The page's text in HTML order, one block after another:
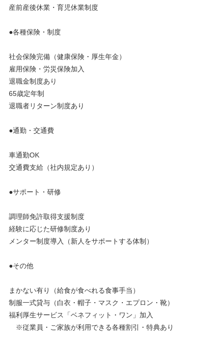
産前産後休業・育児休業制度
●各種保険・制度
社会保険完備（健康保険・厚生年金）
雇用保険・労災保険加入
退職金制度あり
65歳定年制
退職者リターン制度あり
●通勤・交通費
車通勤OK
交通費支給（社内規定あり）
●サポート・研修
調理師免許取得支援制度
経験に応じた研修制度あり
メンター制度導入（新人をサポートする体制）
●その他
まかない有り（給食が食べれる食事手当）
制服一式貸与（白衣・帽子・マスク・エプロン・靴）
福利厚生サービス「ベネフィット・ワン」加入
※従業員・ご家族が利用できる各種割引・特典あり